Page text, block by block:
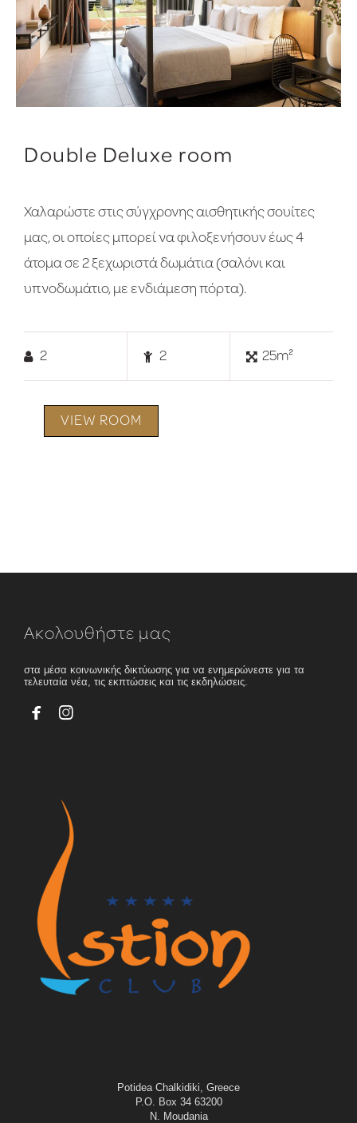
Double Deluxe room
Χαλαρώστε στις σύγχρονης αισθητικής σουίτες
μας, οι οποίες μπορεί να φιλοξενήσουν έως 4
άτομα σε 2 ξεχωριστά δωμάτια (σαλόνι και
υπνοδωμάτιο, με ενδιάμεση πόρτα).
2 2 25m²
VIEW ROOM
Ακολουθήστε μας
στα μέσα κοινωνικής δικτύωσης για να ενημερώνεστε για τα
τελευταία νέα, τις εκπτώσεις και τις εκδηλώσεις.
 
Potidea Chalkidiki, Greece
P.O. Box 34 63200
N. Moudania